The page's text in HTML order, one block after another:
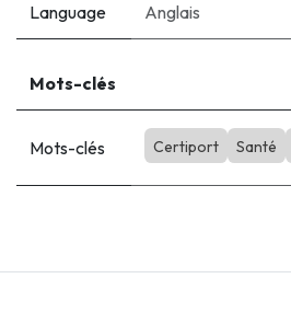
Language Anglais
Mots-clés
Mots-clés Certiport Santé